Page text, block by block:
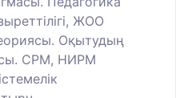
ЖОО
Оқытудың
СРМ, НИРМ